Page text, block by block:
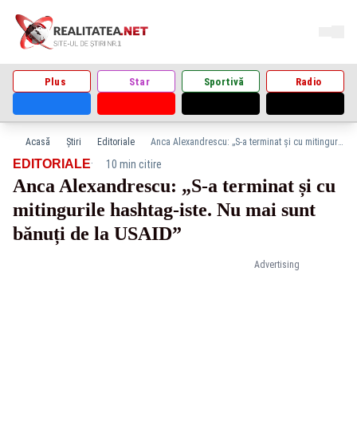
Plus Star Sportivă Radio
Acasă Știri Editoriale Anca Alexandrescu: „S-a terminat și cu mitingurile hashtag-iste. Nu mai sunt bănuți de la USAID”
Advertising
EDITORIALE· 10 min citire
Anca Alexandrescu: „S-a terminat și cu
mitingurile hashtag-iste. Nu mai sunt
bănuți de la USAID”